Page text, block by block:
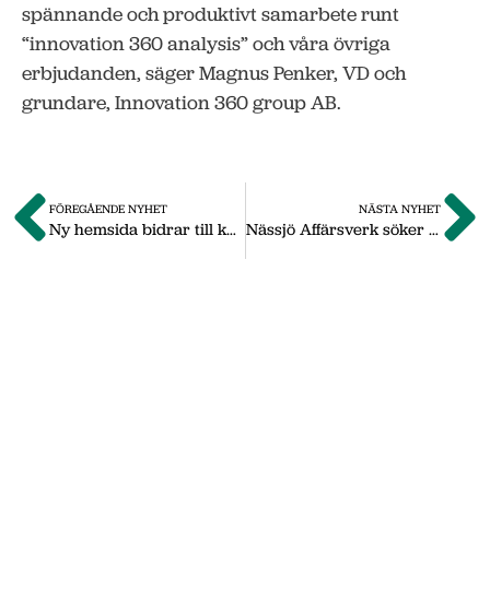
spännande och produktivt samarbete runt
“innovation 360 analysis” och våra övriga
erbjudanden, säger Magnus Penker, VD och
grundare, Innovation 360 group AB.
FÖREGÅENDE NYHET
Ny hemsida bidrar till kundökning
NÄSTA NYHET
Nässjö Affärsverk söker energiingenjör